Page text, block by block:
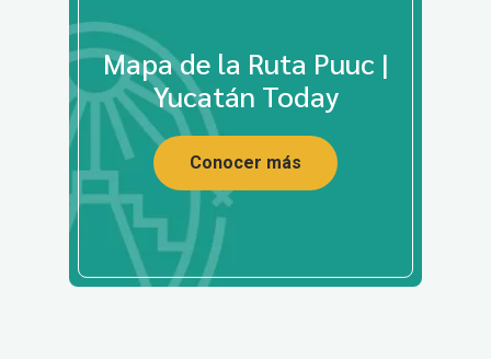
Mapa de la Ruta Puuc |
Yucatán Today
Conocer más